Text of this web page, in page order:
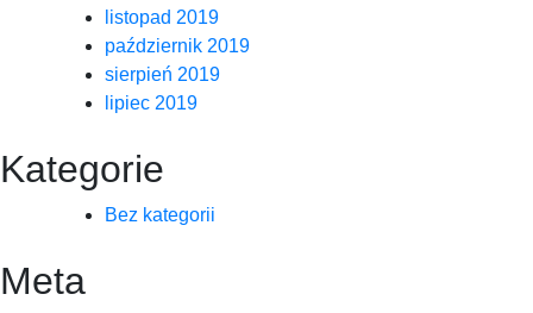
listopad 2019
październik 2019
sierpień 2019
lipiec 2019
Kategorie
Bez kategorii
Meta